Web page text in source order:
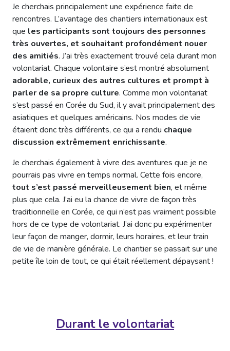
Je cherchais principalement une expérience faite de
rencontres. L’avantage des chantiers internationaux est
que les participants sont toujours des personnes
très ouvertes, et souhaitant profondément nouer
des amitiés. J’ai très exactement trouvé cela durant mon
volontariat. Chaque volontaire s’est montré absolument
adorable, curieux des autres cultures et prompt à
parler de sa propre culture. Comme mon volontariat
s’est passé en Corée du Sud, il y avait principalement des
asiatiques et quelques américains. Nos modes de vie
étaient donc très différents, ce qui a rendu chaque
discussion extrêmement enrichissante.
Je cherchais également à vivre des aventures que je ne
pourrais pas vivre en temps normal. Cette fois encore,
tout s’est passé merveilleusement bien, et même
plus que cela. J’ai eu la chance de vivre de façon très
traditionnelle en Corée, ce qui n’est pas vraiment possible
hors de ce type de volontariat. J’ai donc pu expérimenter
leur façon de manger, dormir, leurs horaires, et leur train
de vie de manière générale. Le chantier se passait sur une
petite île loin de tout, ce qui était réellement dépaysant !
Durant le volontariat